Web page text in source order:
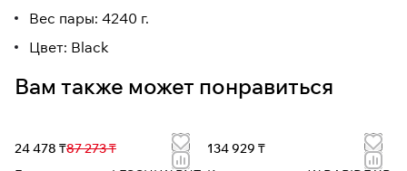
Вес пары: 4240 г.
Цвет: Black
Вам также может понравиться
24 478 ₸87 273 ₸
134 929 ₸